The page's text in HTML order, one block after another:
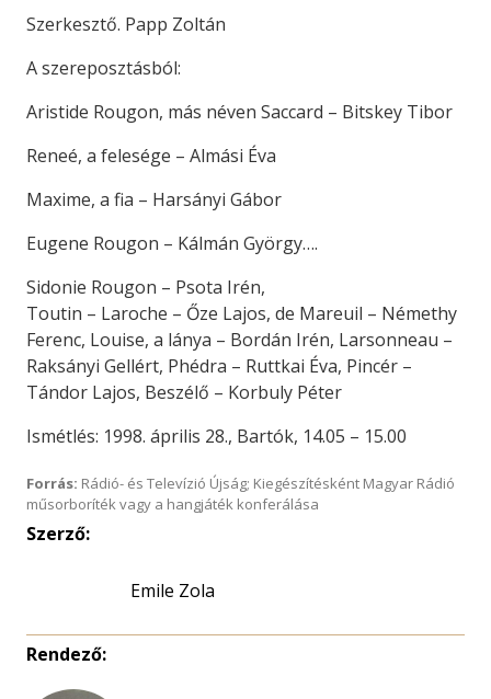
Szerkesztő. Papp Zoltán
A szereposztásból:
Aristide Rougon, más néven Saccard – Bitskey Tibor
Reneé, a felesége – Almási Éva
Maxime, a fia – Harsányi Gábor
Eugene Rougon – Kálmán György….
Sidonie Rougon – Psota Irén,
Toutin – Laroche – Őze Lajos, de Mareuil – Némethy
Ferenc, Louise, a lánya – Bordán Irén, Larsonneau –
Raksányi Gellért, Phédra – Ruttkai Éva, Pincér –
Tándor Lajos, Beszélő – Korbuly Péter
Ismétlés: 1998. április 28., Bartók, 14.05 – 15.00
Forrás: Rádió- és Televízió Újság; Kiegészítésként Magyar Rádió
műsorboríték vagy a hangjáték konferálása
Szerző:
Emile Zola
Rendező: